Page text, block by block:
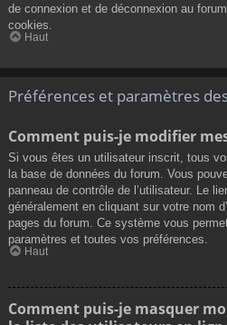
de connexion et de déconnexion au
cookies.
Haut
Préférences et paramètres
Comment puis-je modifier
Si vous êtes un utilisateur inscrit, tous
la base de données du forum. Vous
panneau de contrôle de l’utilisateur. Le
généralement en cliquant sur votre nom
pages du forum. Ce système vous
paramètres et toutes vos préférences.
Haut
Comment puis-je masquer